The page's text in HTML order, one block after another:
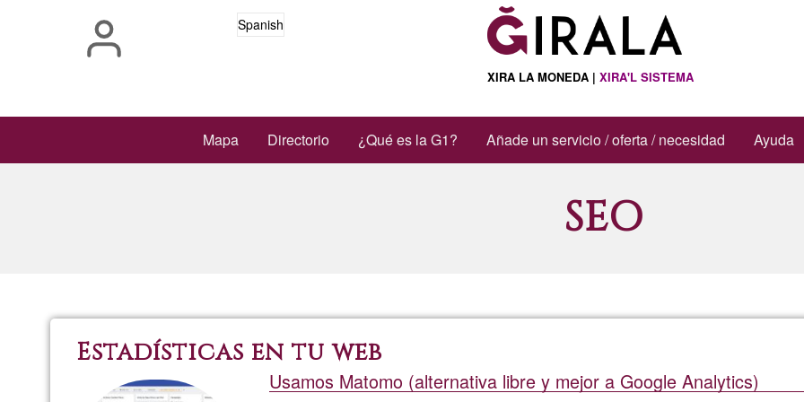
Spanish
XIRA LA MONEDA | XIRA'L SISTEMA
Mapa Directorio ¿Qué es la G1? Añade un servicio / oferta / necesidad Ayuda
SEO
Estadísticas en tu web
Usamos Matomo (alternativa libre y mejor a Google Analytics)